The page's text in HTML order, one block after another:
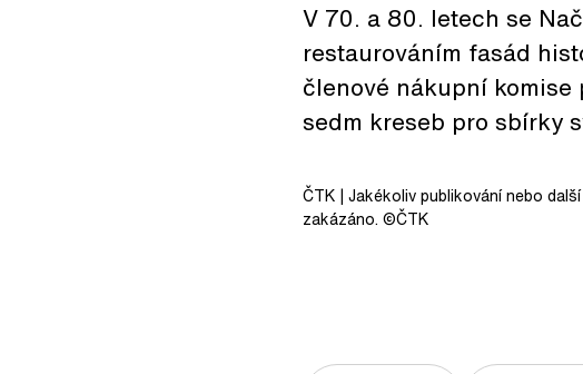
V 70. a 80. letech se
restaurováním fasád
členové nákupní komise
sedm kreseb pro sbírky
ČTK | Jakékoliv publikování nebo
zakázáno. ©ČTK